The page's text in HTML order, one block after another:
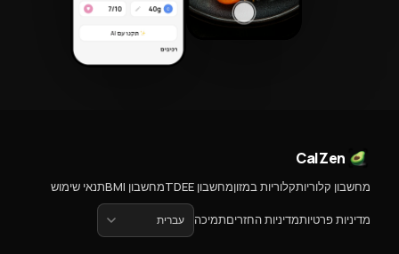
CalZen
מחשבון קלוריותקלוריות במזוןמחשבון TDEE מחשבון BMI תנאי שימוש
מדיניות פרטיותמדיניות החזריםתמיכה